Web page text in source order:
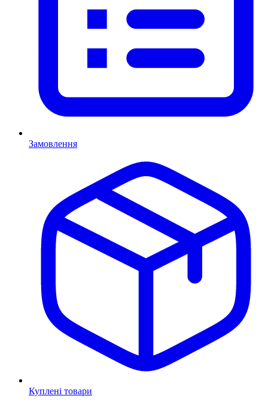
Замовлення
Куплені товари